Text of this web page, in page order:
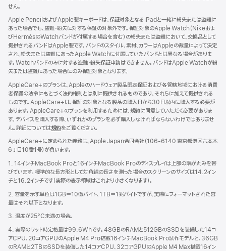
せん。
Apple PencilおよびApple製キーボードは、保証対象となるiPadと一緒に紛失または盗難に
あった場合でも、盗難・紛失に対する保証の対象外です。保証対象のApple Watch（Nikeおよ
びHermèsのWatchバンドが付属する場合を含む）の紛失または盗難において、交換品として
提供されるバンドはApple製です。バンドのスタイル、素材、カラーはAppleの裁量によって決定
され、紛失または盗難にあったApple Watchに付属していたバンドとは異なる場合がありま
す。Watchバンドのみに対する盗難・紛失保証申請はできません。バンドはApple Watchが紛
失または盗難にあった場合にのみ保証対象となります。
AppleCare+のプランは、Appleのハードウェア製品限定保証および各管轄地域における消費
者保護の法令にもとづく法的権利とは別に提供されるものであり、それらに加えて提供される
ものです。AppleCare+は、保証の対象となる製品の購入日から30日以内に購入する必要が
あります。AppleCare+のプランを利用するためには、規約に同意していただく必要がありま
す。デバイスを購入する際、いずれかのプランを必ず購入しなければならないわけではありませ
ん。詳細については規約（新
ウ
イ
ン
ド
ウ
開
き
ま
をご覧ください。
AppleCare+に定められた義務は、Apple Japan合同会社（106-6140 東京都港区六本木
6丁目10番1号）が負いま す 。
1. 14インチMacBook Proと16インチMacBook Proのディスプレイは上部の隅が丸みを帯
びています。標準的な長方形として対角線の長さを測った場合のスクリーンのサイズは14.2イン
チと16.2インチです（実際の表示領域はこれより小さくなります）。
2. 容量を示す単位は1GB＝10億バイト、1TB＝1兆バイトですが、実際にフォーマットされた容
量はそれ以下となります。
3. 温度が25°C未満の場合。
4. 実際のワット時定格量は99.6Whです。48GBのRAMと512GBのSSDを装備した14コ
アCPU、20コアGPUのApple M4 Pro搭載16インチMacBook Pro試作モデルと、36GB
のRAMと2TBのSSDを装備した14コアCPU、32コアGPUのApple M4 Max搭載16イン